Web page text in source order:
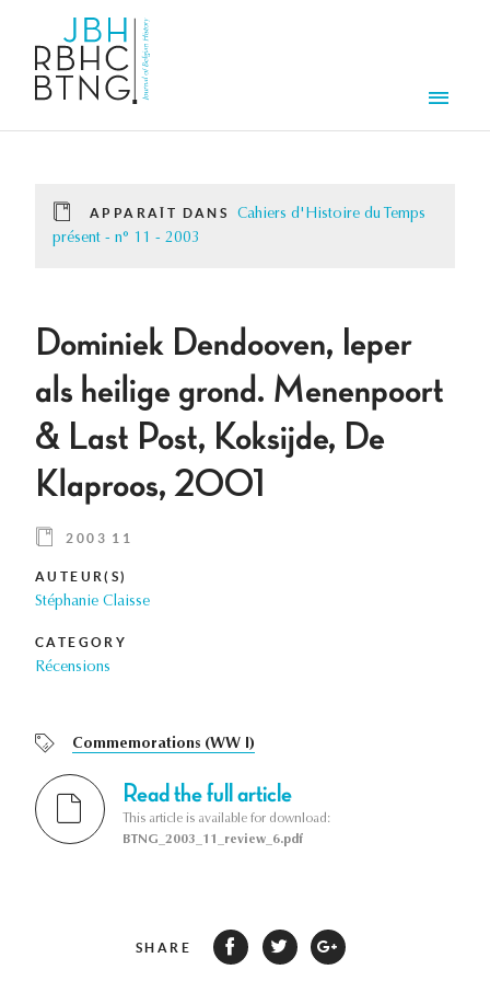
APPARAÎT DANS
Cahiers d'Histoire du Temps
présent - n° 11 - 2003
Dominiek Dendooven, Ieper
als heilige grond. Menenpoort
& Last Post, Koksijde, De
Klaproos, 2001
2003 11
AUTEUR(S)
Stéphanie Claisse
CATEGORY
Récensions
Commemorations (WW I)
Read the full article
This article is available for download:
BTNG_2003_11_review_6.pdf
SHARE